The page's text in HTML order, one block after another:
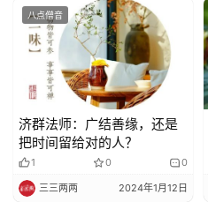
八点僧音
济群法师：广结善缘，还是
把时间留给对的人？
1 0 0
三三两两 2024年1月12日